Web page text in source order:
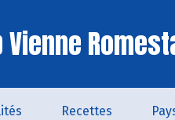
Vienne
Recettes